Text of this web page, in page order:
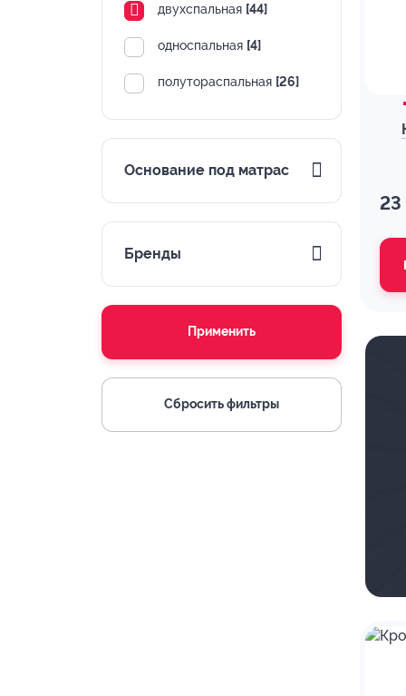
двухспальная [44]
односпальная [4]
полутораспальная [26]
Основание под матрас
Бренды
Применить
Сбросить фильтры
23